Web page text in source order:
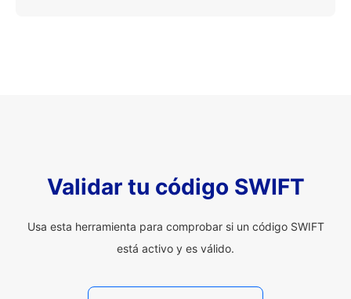
Validar tu código SWIFT
Usa esta herramienta para comprobar si un código SWIFT
está activo y es válido.